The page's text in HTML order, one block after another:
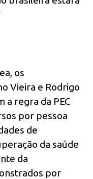
os
Vieira e Rodrigo
a regra da PEC
por pessoa
de
da saúde
da
por